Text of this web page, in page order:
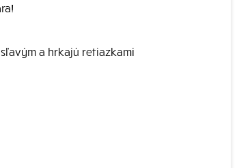
a hrkajú retiazkami